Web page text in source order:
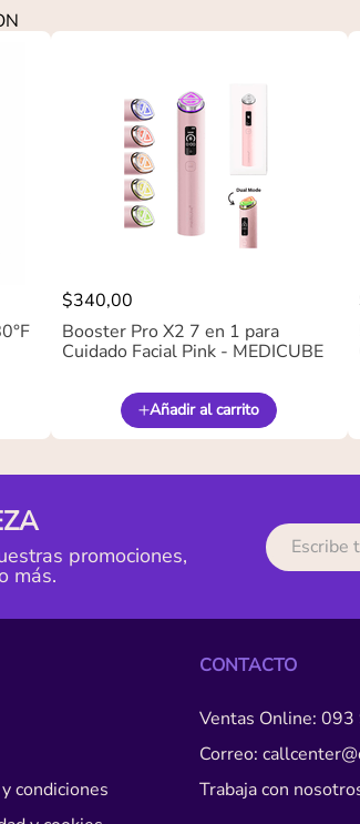
$340,00
Booster Pro X2 7 en 1 para
Cuidado Facial Pink - MEDICUBE
Añadir al carrito
promociones,
más.
condiciones
CONTACTO
Ventas Online:
Correo:
Trabaja con